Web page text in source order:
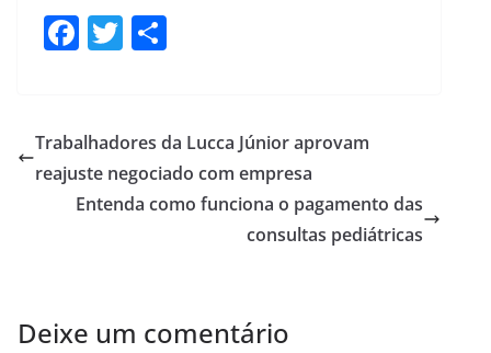
F
b
o
o
T
er e
Trabalhadores da Lucca Júnior aprovam
reajuste negociado com empresa
Entenda como funciona o pagamento das
consultas pediátricas
Deixe um comentário